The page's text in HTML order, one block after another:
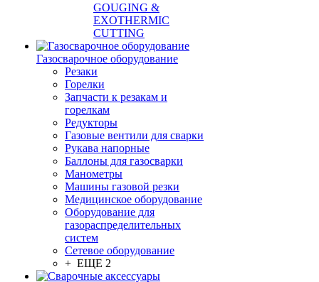
GOUGING &
EXOTHERMIC
CUTTING
Газосварочное оборудование
Резаки
Горелки
Запчасти к резакам и
горелкам
Редукторы
Газовые вентили для сварки
Рукава напорные
Баллоны для газосварки
Манометры
Машины газовой резки
Медицинское оборудование
Оборудование для
газораспределительных
систем
Сетевое оборудование
+ ЕЩЕ 2